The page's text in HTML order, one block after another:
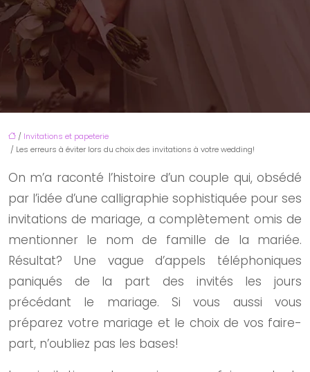
/ Invitations et papeterie
/ Les erreurs à éviter lors du choix des invitations à votre wedding!
On m’a raconté l’histoire d’un couple qui, obsédé
par l’idée d’une calligraphie sophistiquée pour ses
invitations de mariage, a complètement omis de
mentionner le nom de famille de la mariée.
Résultat? Une vague d’appels téléphoniques
paniqués de la part des invités les jours
précédant le mariage. Si vous aussi vous
préparez votre mariage et le choix de vos faire-
part, n’oubliez pas les bases!